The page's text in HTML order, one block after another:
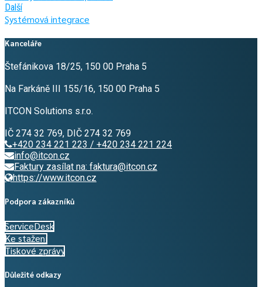
Další
Systémová integrace
Kanceláře
Štefánikova 18/25, 150 00 Praha 5
Na Farkáně III 155/16, 150 00 Praha 5
ITCON Solutions s.r.o.
IČ 274 32 769, DIČ 274 32 769
+420 234 221 223 / +420 234 221 224
info@itcon.cz
Faktury zasílat na: faktura@itcon.cz
https://www.itcon.cz
Podpora zákazníků
ServiceDesk
Ke stažení
Tiskové zprávy
Důležité odkazy